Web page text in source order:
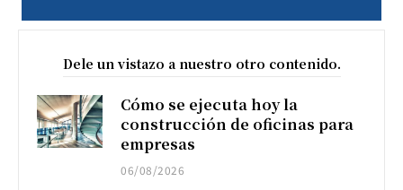
Dele un vistazo a nuestro otro contenido.
Cómo se ejecuta hoy la
construcción de oficinas para
empresas
06/08/2026